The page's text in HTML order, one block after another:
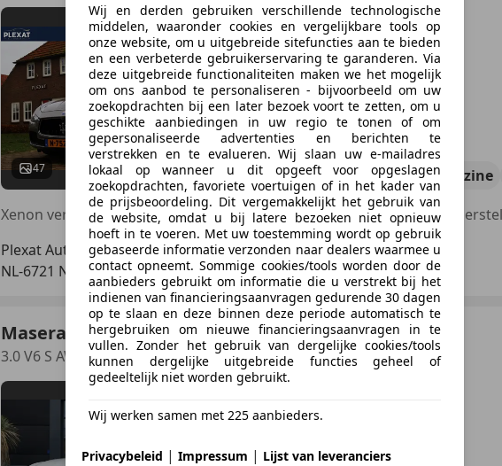
47
€ 28.945
04/2015 97.467 km Benzine
Plexat Automotive B.V.
NL-6721 NG BENNEKOM
Maserati Levante
3.0 V6 S AWD GranLusso 430pk Stoelverwarming/Lucht
€ 36.950
Wij en derden gebruiken verschillende technologische
middelen, waaronder cookies en vergelijkbare tools op
onze website, om u uitgebreide sitefuncties aan te bieden
en een verbeterde gebruikerservaring te garanderen. Via
deze uitgebreide functionaliteiten maken we het mogelijk
om ons aanbod te personaliseren - bijvoorbeeld om uw
zoekopdrachten bij een later bezoek voort te zetten, om u
geschikte aanbiedingen in uw regio te tonen of om
gepersonaliseerde advertenties en berichten te
verstrekken en te evalueren. Wij slaan uw e-mailadres
lokaal op wanneer u dit opgeeft voor opgeslagen
zoekopdrachten, favoriete voertuigen of in het kader van
de prijsbeoordeling. Dit vergemakkelijkt het gebruik van
de website, omdat u bij latere bezoeken niet opnieuw
hoeft in te voeren. Met uw toestemming wordt op gebruik
gebaseerde informatie verzonden naar dealers waarmee u
contact opneemt. Sommige cookies/tools worden door de
aanbieders gebruikt om informatie die u verstrekt bij het
indienen van financieringsaanvragen gedurende 30 dagen
op te slaan en deze binnen deze periode automatisch te
hergebruiken om nieuwe financieringsaanvragen in te
vullen. Zonder het gebruik van dergelijke cookies/tools
kunnen dergelijke uitgebreide functies geheel of
gedeeltelijk niet worden gebruikt.
Wij werken samen met 225 aanbieders.
Privacybeleid | Impressum | Lijst van leveranciers